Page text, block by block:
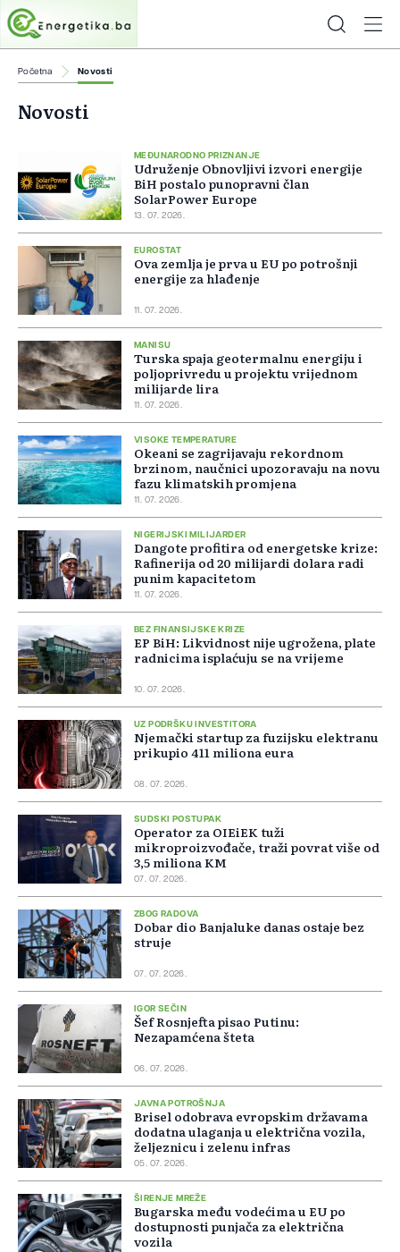
Početna Novosti
Novosti
MEĐUNARODNO PRIZNANJE
Udruženje Obnovljivi izvori energije
BiH postalo punopravni član
SolarPower Europe
13. 07. 2026.
EUROSTAT
Ova zemlja je prva u EU po potrošnji
energije za hlađenje
11. 07. 2026.
MANISU
Turska spaja geotermalnu energiju i
poljoprivredu u projektu vrijednom
milijarde lira
11. 07. 2026.
VISOKE TEMPERATURE
Okeani se zagrijavaju rekordnom
brzinom, naučnici upozoravaju na novu
fazu klimatskih promjena
11. 07. 2026.
NIGERIJSKI MILIJARDER
Dangote profitira od energetske krize:
Rafinerija od 20 milijardi dolara radi
punim kapacitetom
11. 07. 2026.
BEZ FINANSIJSKE KRIZE
EP BiH: Likvidnost nije ugrožena, plate
radnicima isplaćuju se na vrijeme
10. 07. 2026.
UZ PODRŠKU INVESTITORA
Njemački startup za fuzijsku elektranu
prikupio 411 miliona eura
08. 07. 2026.
SUDSKI POSTUPAK
Operator za OIEiEK tuži
mikroproizvođače, traži povrat više od
3,5 miliona KM
07. 07. 2026.
ZBOG RADOVA
Dobar dio Banjaluke danas ostaje bez
struje
07. 07. 2026.
IGOR SEČIN
Šef Rosnjefta pisao Putinu:
Nezapamćena šteta
06. 07. 2026.
JAVNA POTROŠNJA
Brisel odobrava evropskim državama
dodatna ulaganja u električna vozila,
željeznicu i zelenu infras
05. 07. 2026.
ŠIRENJE MREŽE
Bugarska među vodećima u EU po
dostupnosti punjača za električna
vozila